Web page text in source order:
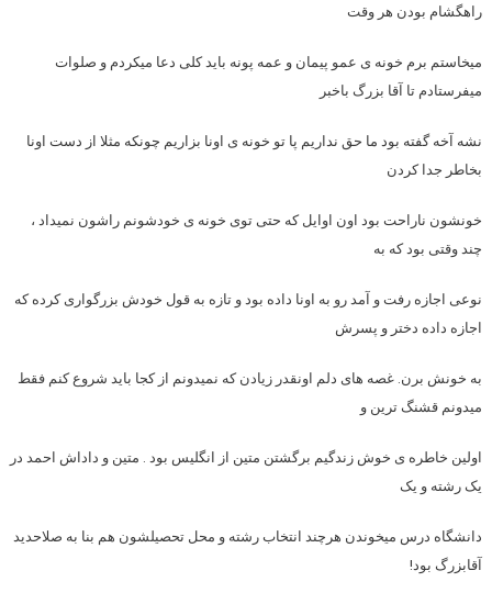
راهگشام بودن هر وقت
میخاستم برم خونه ی عمو پیمان و عمه پونه باید کلی دعا میکردم و صلوات
میفرستادم تا آقا بزرگ باخبر
نشه آخه گفته بود ما حق نداریم پا تو خونه ی اونا بزاریم چونکه مثلا از دست اونا
بخاطر جدا کردن
خونشون ناراحت بود اون اوایل که حتی توی خونه ی خودشونم راشون نمیداد ،
چند وقتی بود که به
نوعی اجازه رفت و آمد رو به اونا داده بود و تازه به قول خودش بزرگواری کرده که
اجازه داده دختر و پسرش
به خونش برن. غصه های دلم اونقدر زیادن که نمیدونم از کجا باید شروع کنم فقط
میدونم قشنگ ترین و
اولین خاطره ی خوش زندگیم برگشتن متین از انگلیس بود . متین و داداش احمد در
یک رشته و یک
دانشگاه درس میخوندن هرچند انتخاب رشته و محل تحصیلشون هم بنا به صلاحدید
آقابزرگ بود!